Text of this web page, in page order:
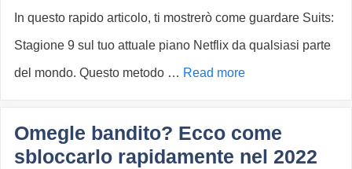
In questo rapido articolo, ti mostrerò come guardare Suits:
Stagione 9 sul tuo attuale piano Netflix da qualsiasi parte
del mondo. Questo metodo … Read more
Omegle bandito? Ecco come
sbloccarlo rapidamente nel 2022